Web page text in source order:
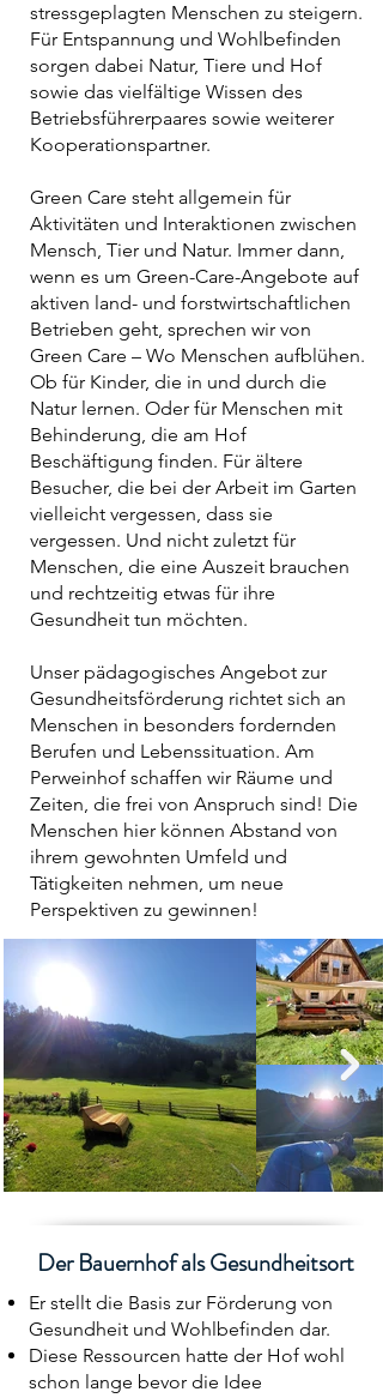
stressgeplagten Menschen zu steigern.
Für Entspannung und Wohlbefinden
sorgen dabei Natur, Tiere und Hof
sowie das vielfältige Wissen des
Betriebsführerpaares sowie weiterer
Kooperationspartner.
Green Care steht allgemein für
Aktivitäten und Interaktionen zwischen
Mensch, Tier und Natur. Immer dann,
wenn es um Green-Care-Angebote auf
aktiven land- und forstwirtschaftlichen
Betrieben geht, sprechen wir von
Green Care – Wo Menschen aufblühen.
Ob für Kinder, die in und durch die
Natur lernen. Oder für Menschen mit
Behinderung, die am Hof
Beschäftigung finden. Für ältere
Besucher, die bei der Arbeit im Garten
vielleicht vergessen, dass sie
vergessen. Und nicht zuletzt für
Menschen, die eine Auszeit brauchen
und rechtzeitig etwas für ihre
Gesundheit tun möchten.
Unser pädagogisches Angebot zur
Gesundheitsförderung richtet sich an
Menschen in besonders fordernden
Berufen und Lebenssituation. Am
Perweinhof schaffen wir Räume und
Zeiten, die frei von Anspruch sind! Die
Menschen hier können Abstand von
ihrem gewohnten Umfeld und
Tätigkeiten nehmen, um neue
Perspektiven zu gewinnen!
Der Bauernhof als Gesundheitsort
Er stellt die Basis zur Förderung von
Gesundheit und Wohlbefinden dar.
Diese Ressourcen hatte der Hof wohl
schon lange bevor die Idee